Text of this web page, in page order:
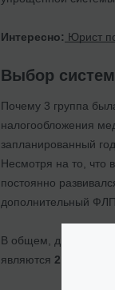
Интересно: Юрист
Выбор
Почему 3 группа
налогообложения
запланированный
Несмотря на то, что
постоянно
дополнительный ФЛП.
В общем, двумя
являются 2 и 3